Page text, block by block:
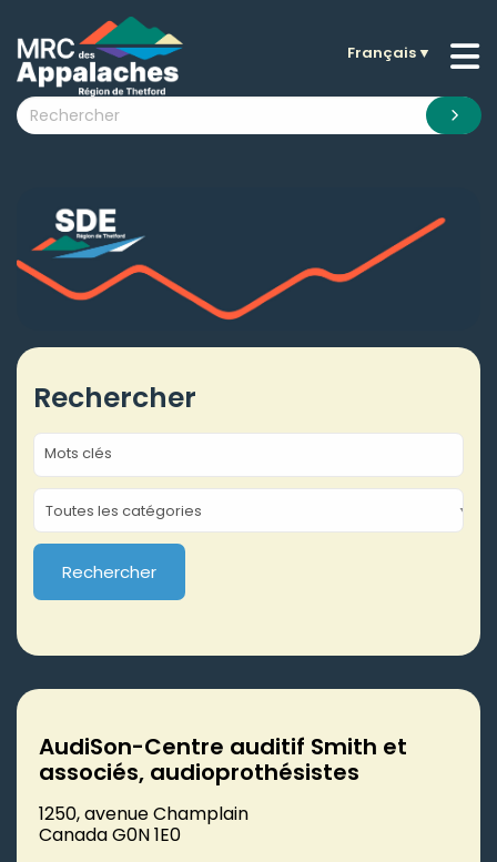
submenu (La MRC )
submenu (Citoyens )
submenu (Nouvelles )
submenu (Documentation )
Français▼
Rechercher
Mots clés
AudiSon-Centre auditif Smith et
associés, audioprothésistes
1250, avenue Champlain
Canada G0N 1E0